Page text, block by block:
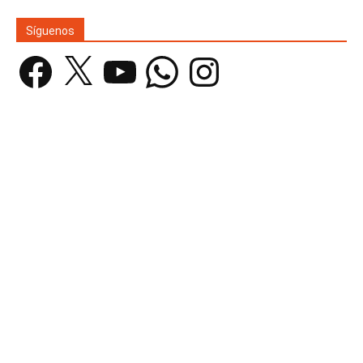
Síguenos
Facebook YouTube WhatsAppInstagram